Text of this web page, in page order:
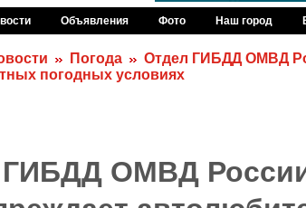
Объявления Фото Наш город
Погода
Отдел ГИБДД ОМВД
погодных условиях
ОМВД